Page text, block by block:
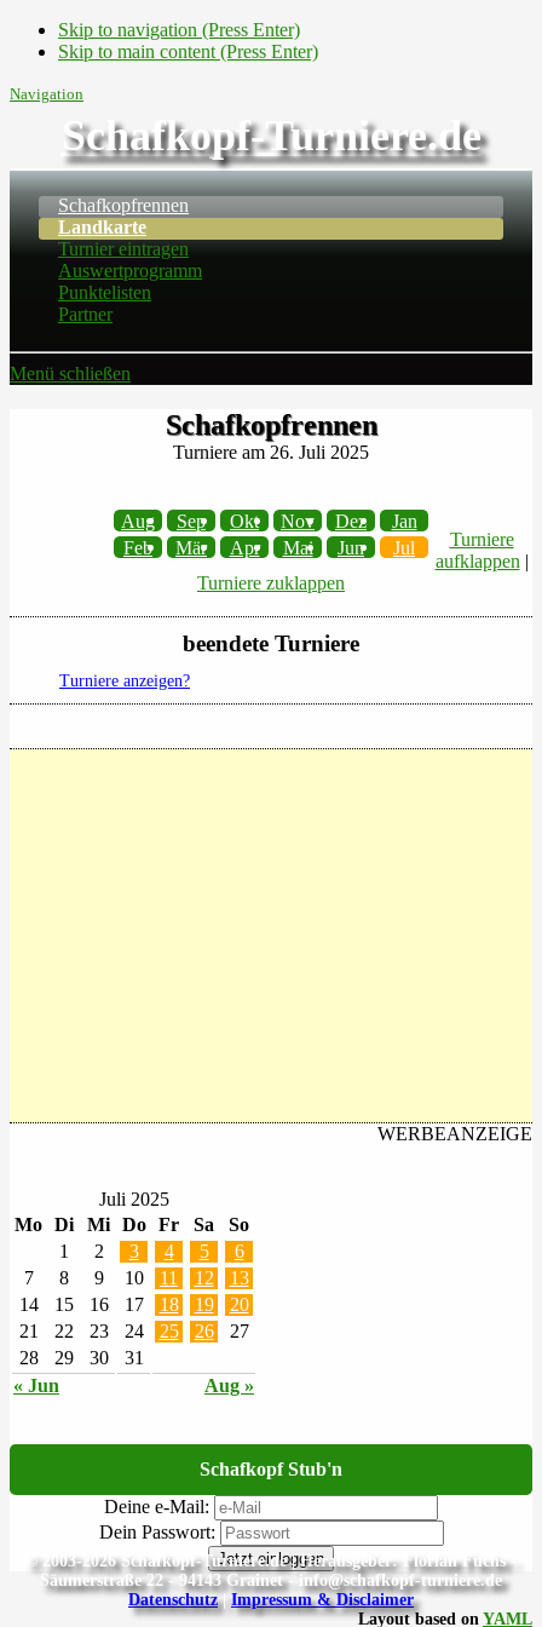
Skip to navigation (Press Enter)
Skip to main content (Press Enter)
Navigation
Schafkopf-Turniere.de
Schafkopfrennen
Landkarte
Turnier eintragen
Auswertprogramm
Punktelisten
Partner
Menü schließen
Schafkopfrennen
Turniere am 26. Juli 2025
Aug Sep Okt Nov Dez
Jan
Feb
Mär Apr Mai Jun Jul
Turniere
aufklappen |
Turniere zuklappen
beendete Turniere
Turniere anzeigen?
WERBEANZEIGE
Juli 2025
Mo Di Mi Do Fr Sa So
« Jun Aug »
1 2 3 4 5
6
7
8 9 10 11 12
13
14
15 16 17 18 19
20
21
22 23 24 25 26
27
28
29 30 31
Schafkopf Stub'n
Deine e-Mail:
Dein Passwort:
Jetzt einloggen
© 2003-2026 Schafkopf-Turniere.de | Herausgeber: Florian Fuchs -
Säumerstraße 22 - 94143 Grainet - info@schafkopf-turniere.de
Datenschutz| Impressum & Disclaimer
Layout based on YAML